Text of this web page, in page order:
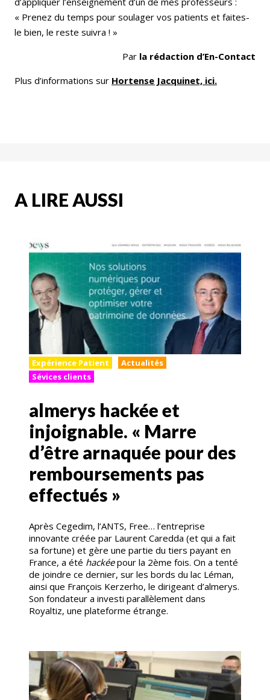
« Prenez du temps pour soulager vos patients et faites-
le bien, le reste suivra ! »
Par la rédaction d’En-Contact
Plus d’informations sur Hortense Jacquinet, ici.
A LIRE AUSSI
Expérience Patient
Actualités
Sévices clients
almerys hackée et
injoignable. « Marre
d’être arnaquée pour des
remboursements pas
effectués »
Après Cegedim, l’ANTS, Free… l’entreprise
innovante créée par Laurent Caredda (et qui a fait
sa fortune) et gère une partie du tiers payant en
France, a été hackéepour la 2ème fois. On a tenté
de joindre ce dernier, sur les bords du lac Léman,
ainsi que François Kerzerho, le dirigeant d’almerys.
Son fondateur a investi parallèlement dans
Royaltiz, une plateforme étrange.